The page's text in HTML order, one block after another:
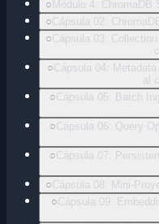
○ Módulo 4: ChromaDB
○Cápsula 02:
○Cápsula 03:
○Cápsula 04:
al
○Cápsula 05: Batch
○Cápsula 06: Query
○Cápsula 07:
○Cápsula 08: Mini-
○Cápsula 09: